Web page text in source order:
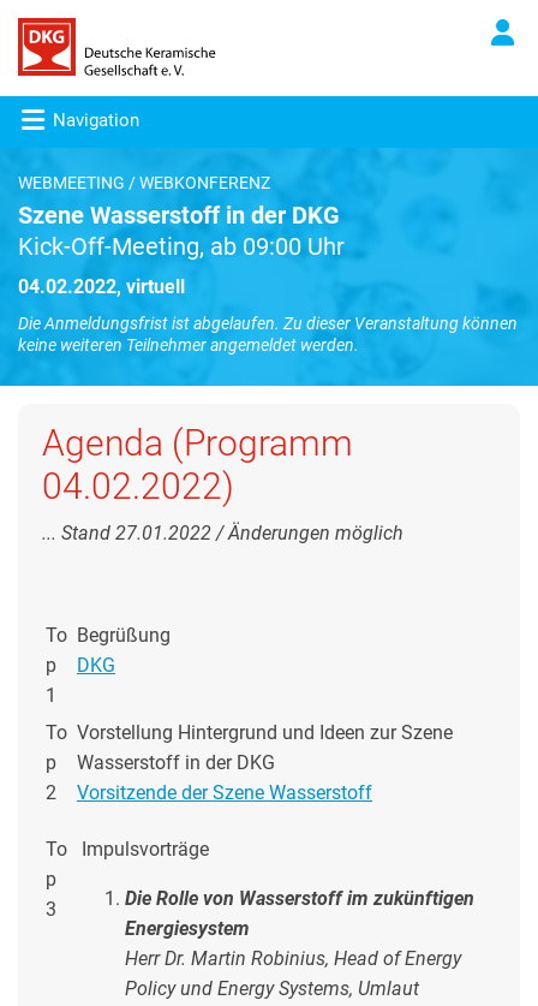
Navigation
WEBMEETING / WEBKONFERENZ
Szene Wasserstoff in der DKG
Kick-Off-Meeting, ab 09:00 Uhr
04.02.2022, virtuell
Die Anmeldungsfrist ist abgelaufen. Zu dieser Veranstaltung können
keine weiteren Teilnehmer angemeldet werden.
Agenda (Programm
04.02.2022)
... Stand 27.01.2022 / Änderungen möglich
To
p
1
Begrüßung
DKG
To
p
2
Vorstellung Hintergrund und Ideen zur Szene
Wasserstoff in der DKG
Vorsitzende der Szene Wasserstoff
To
p
3
Impulsvorträge
Die Rolle von Wasserstoff im zukünftigen
Energiesystem
Herr Dr. Martin Robinius, Head of Energy
Policy und Energy Systems, Umlaut